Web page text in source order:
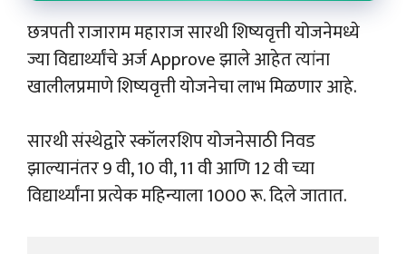
छत्रपती राजाराम महाराज सारथी शिष्यवृत्ती योजनेमध्ये
ज्या विद्यार्थ्यांचे अर्ज Approve झाले आहेत त्यांना
खालीलप्रमाणे शिष्यवृत्ती योजनेचा लाभ मिळणार आहे.
सारथी संस्थेद्वारे स्कॉलरशिप योजनेसाठी निवड
झाल्यानंतर 9 वी, 10 वी, 11 वी आणि 12 वी च्या
विद्यार्थ्यांना प्रत्येक महिन्याला 1000 रू. दिले जातात.